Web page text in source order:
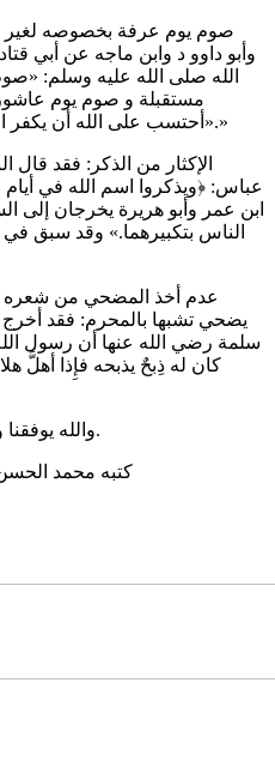
وأبو داوو د وابن ماجه عن أبي
الله صلى الله عليه وسلم:
مستقبلة و صوم يوم
«أحتسب على الله أن يكفر السنة التي قبله و السنة التي بعده.»
عباس: ﴿ويذكروا اسم الله في
ابن عمر وأبو هريرة يخرجان إلى
الناس بتكبيرهما.» وقد سبق في
يضحي تشبها بالمحرم: فقد أخرج
سلمة رضي الله عنها أن رسول
كان له ذِبحٌ يذبحه فإِذا أهلَّ
والله يوفقنا وإياكم لكل خير ويتقبل منا ومنكم.
كتبه محمد الحسن